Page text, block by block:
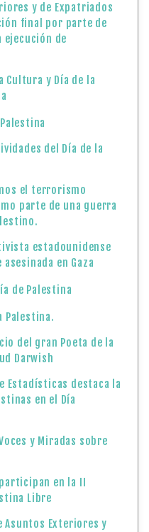
y de Expatriados
final por parte de
ejecución de
Cultura y Día de la
del Día de la
el terrorismo
parte de una guerra
estadounidense
en Gaza
de Palestina
Palestina.
del gran Poeta de la
Darwish
Estadísticas destaca la
en el Día
y Miradas sobre
en la II
Libre
Asuntos Exteriores y